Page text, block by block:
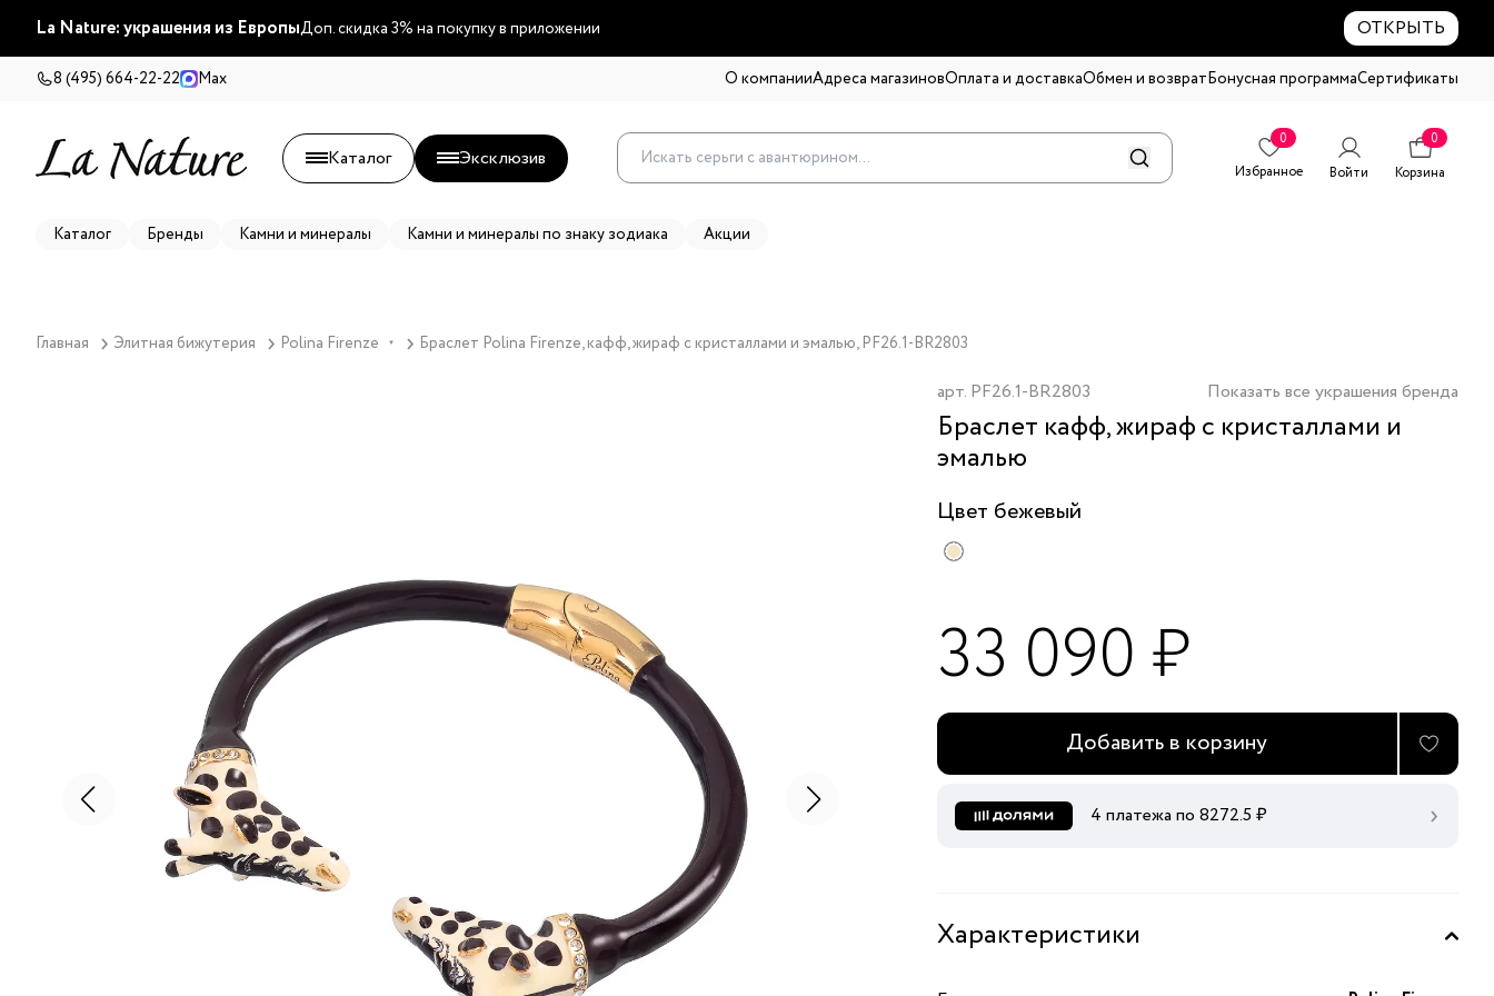
La Nature: украшения из ЕвропыДоп. скидка 3% на покупку в приложении ОТКРЫТЬ
8 (495) 664-22-22 Max О компанииАдреса магазиновОплата и доставкаОбмен и возвратБонусная программаСертификаты
Каталог Эксклюзив
0
Избранное
Войти
0
Корзина
Каталог Бренды Камни и минералы Камни и минералы по знаку зодиака Акции
Главная Элитная бижутерия Polina Firenze ▼ Браслет Polina Firenze, кафф, жираф с кристаллами и эмалью, PF26.1-BR2803
арт. PF26.1-BR2803 Показать все украшения бренда
Браслет кафф, жираф с кристаллами и
эмалью
Цвет бежевый
33 090 ₽
Добавить в корзину
4 платежа по 8272.5 ₽
Характеристики